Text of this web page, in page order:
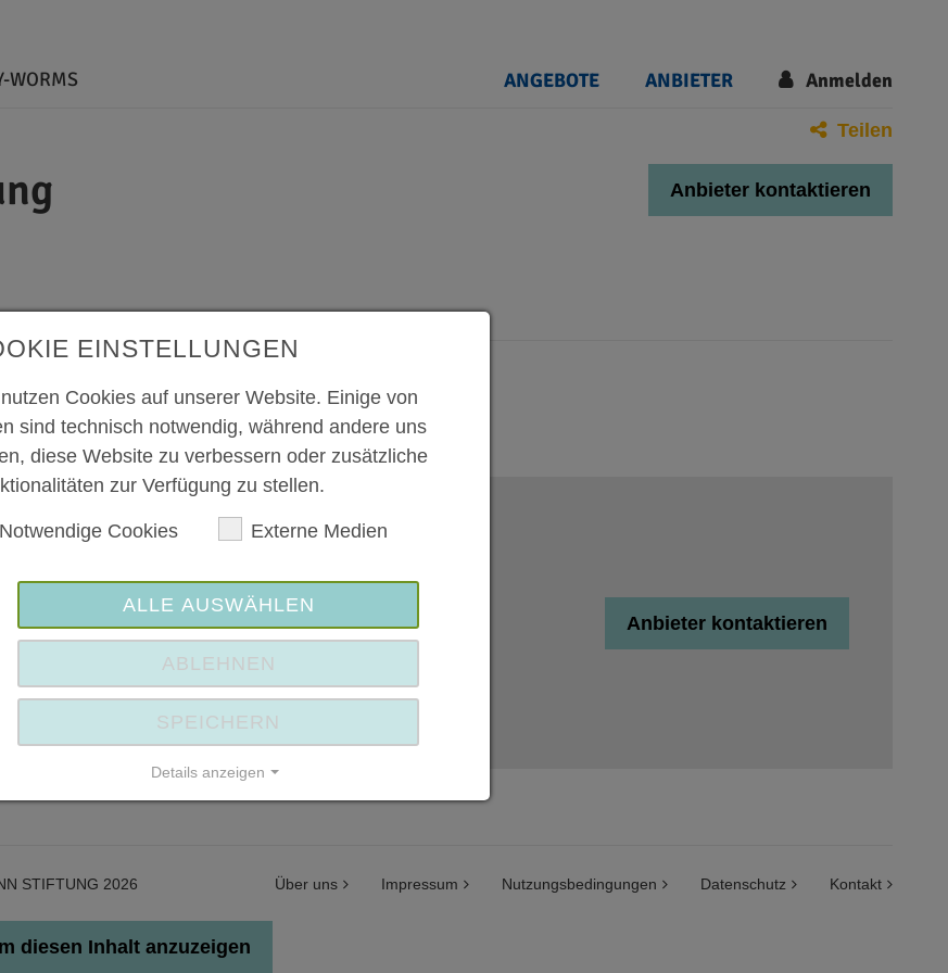
WORMS ANGEBOTE ANBIETER Anmelden
Teilen
Anbieter kontaktieren
um
Anbieter kontaktieren
STIFTUNG 2026 Über uns Impressum Nutzungsbedingungen Datenschutz Kontakt
diesen Inhalt anzuzeigen
EINSTELLUNGEN
Cookies auf unserer Website. Einige von
sind technisch notwendig, während andere uns
diese Website zu verbessern oder zusätzliche
zur Verfügung zu stellen.
Notwendige Cookies Externe Medien
ALLE AUSWÄHLEN
ABLEHNEN
SPEICHERN
Details anzeigen
Impressum | Datenschutz